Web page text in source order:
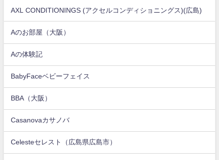
AXL CONDITIONINGS (アクセルコンディショニングス)(広島)
Aのお部屋（大阪）
Aの体験記
BabyFaceベビーフェイス
BBA（大阪）
Casanovaカサノバ
Celesteセレスト（広島県広島市）